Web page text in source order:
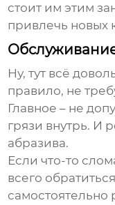
стоит им этим
привлечь новых
Ну, тут всё
правило, не
Главное – не
грязи внутрь. И
абразива.
Если что-то
всего
самостоятельно